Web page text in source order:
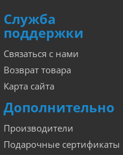
Служба
поддержки
Связаться с нами
Возврат товара
Карта сайта
Дополнительно
Производители
Подарочные сертификаты